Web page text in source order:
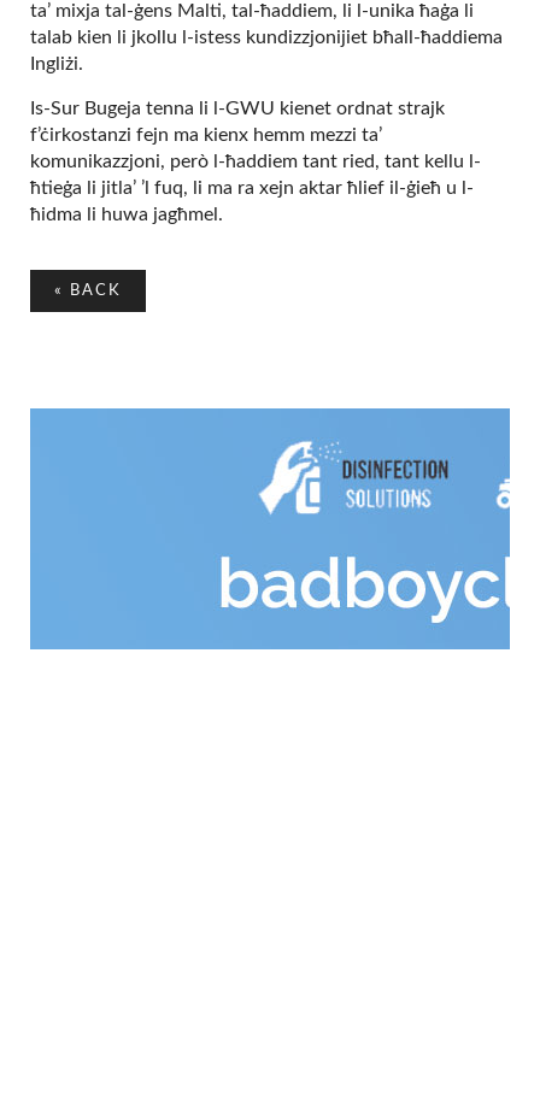
ta’ mixja tal-ġens Malti, tal-ħaddiem, li l-unika ħaġa li
talab kien li jkollu l-istess kundizzjonijiet bħall-ħaddiema
Ingliżi.
Is-Sur Bugeja tenna li l-GWU kienet ordnat strajk
f’ċirkostanzi fejn ma kienx hemm mezzi ta’
komunikazzjoni, però l-ħaddiem tant ried, tant kellu l-
ħtieġa li jitla’ ’l fuq, li ma ra xejn aktar ħlief il-ġieħ u l-
ħidma li huwa jagħmel.
« BACK